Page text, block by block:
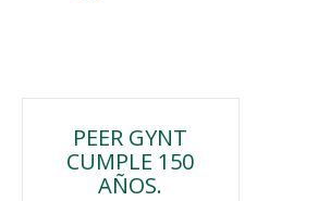
Navegación
PEER GYNT
CUMPLE 150
AÑOS.